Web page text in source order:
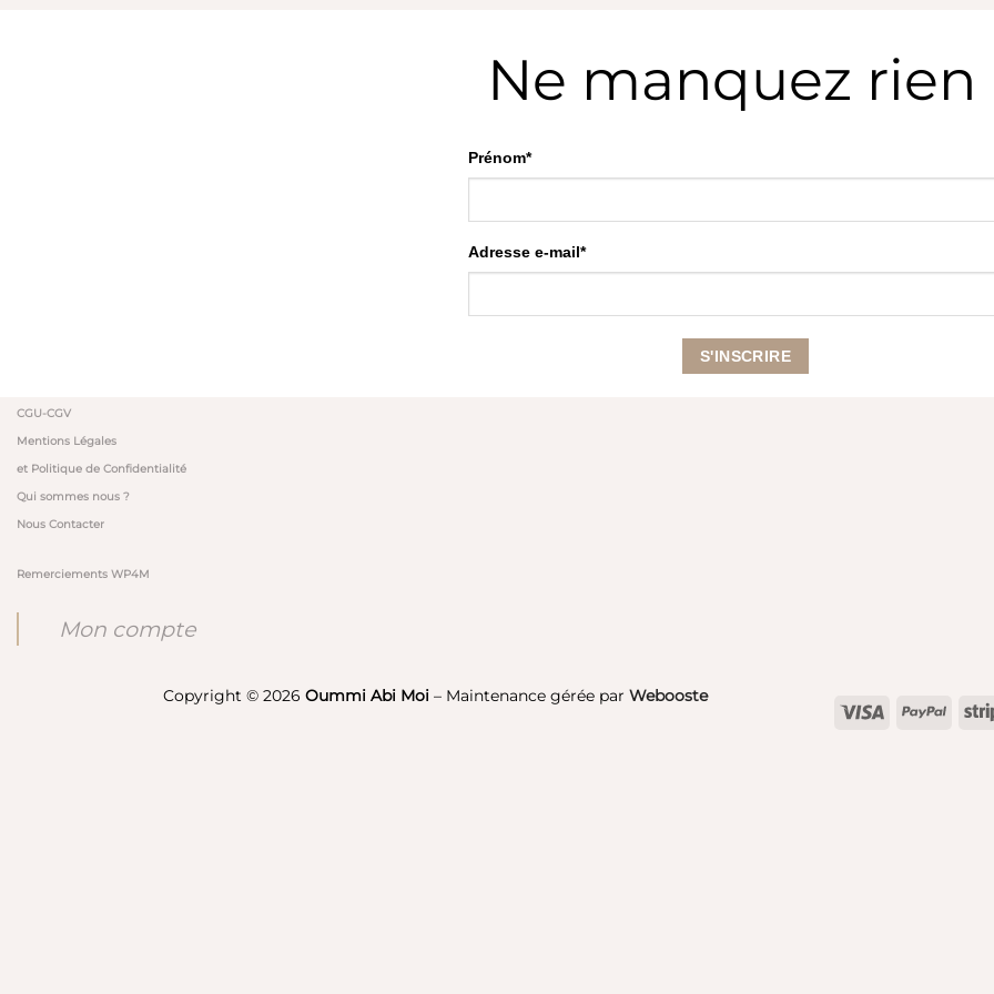
Ne manquez rien
Prénom*
Adresse e-mail*
CGU-CGV
Mentions Légales
et Politique de Confidentialité
Qui sommes nous ?
Nous Contacter
Remerciements WP4M
Mon compte
Visa
Copyright © 2026 Oummi Abi Moi – Maintenance gérée par Webooste